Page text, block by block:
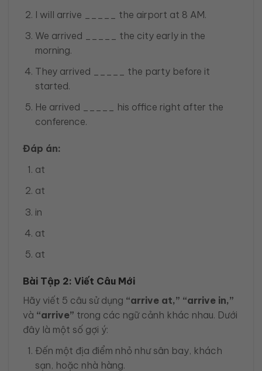
I will arrive _____ the airport at 8 AM.
We arrived _____ the city early in the
morning.
They arrived _____ the party before it
started.
He arrived _____ his office right after the
conference.
Đáp án:
at
at
in
at
at
Bài Tập 2: Viết Câu Mới
Hãy viết 5 câu sử dụng “arrive at,” “arrive in,”
và “arrive” trong các ngữ cảnh khác nhau. Dưới
đây là một số gợi ý:
Đến một địa điểm nhỏ như sân bay, khách
sạn, hoặc nhà hàng.